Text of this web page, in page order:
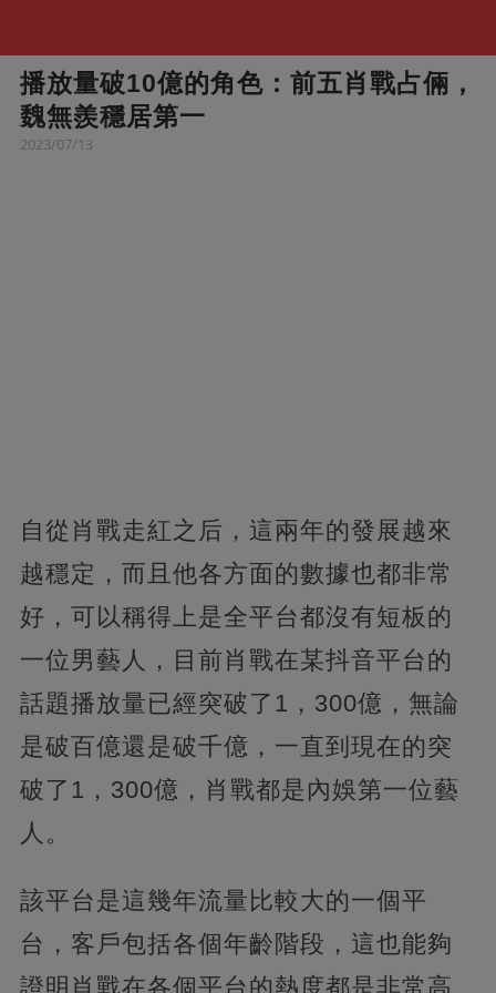
播放量破10億的角色：前五肖戰占倆，
魏無羨穩居第一
2023/07/13
自從肖戰走紅之后，這兩年的發展越來
越穩定，而且他各方面的數據也都非常
好，可以稱得上是全平台都沒有短板的
一位男藝人，目前肖戰在某抖音平台的
話題播放量已經突破了1， 300億，無論
是破百億還是破千億，一直到現在的突
破了1，300億，肖戰都是內娛第一位藝
人。
該平台是這幾年流量比較大的一個平
台，客戶包括各個年齡階段，這也能夠
證明肖戰在各個平台的熱度都是非常高